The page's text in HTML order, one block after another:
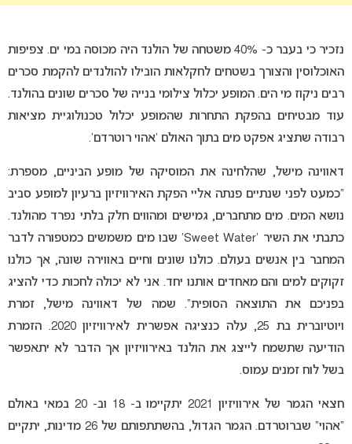
נזכיר כי בעבר כ- 40% משטחה של הולנד היה מכוסה במי ים. צפיפות
האוכלוסין והצורך בשטחים לחקלאות הובילו להולנדים להקמת סכרים
רבים ניקוז מי הים. המופע יכלול צילומי בנייה של סכרים שונים בהולנד.
עוד מבטיחים בהפקת התחרות שהמופע יכלול טכנולוגיית מציאות
רבודה שתציג אפקט מים בתוך האולם ‘אהוי רוטרדם’.
דאווינה מישל, שהלחינה את המוסיקה של מופע הביניים, מספרת:
“כמעט לפני שנתיים פנתה אליי הפקת האירוויזיון ברעיון למופע סביב
נושא המים. מים מתחברים, גמישים ומהווים חלק בלתי נפרד מהולנד.
כתבתי את השיר ‘Sweet Water’ שבו מים משמשים כמטפורה לדבר
המחבר בין אנשים בעולם. כולנו שונים וחיים באווירה שונה, אך כולנו
זקוקים למים והם מאחדים אותנו יחד. אני לא יכולה לחכות כדי להציג
בפניכם את התוצאה הסופית”. שמה של דאווינה מישל, זמרת
ויוטיוברית בת 25, עלה כנציגה אפשרית לאירוויזיון 2020. הזמרת
הודיעה שתשמח לייצג את הולנד באירוויזיון אך הדבר לא יתאפשר
בשל לוח זמנים עמוס.
חצאי הגמר של אירוויזיון 2021 יתקיימו ב- 18 וב- 20 במאי באולם
“אהוי” שברוטרדם. הגמר הגדול, בהשתתפותם של 26 מדינות, יתקיים